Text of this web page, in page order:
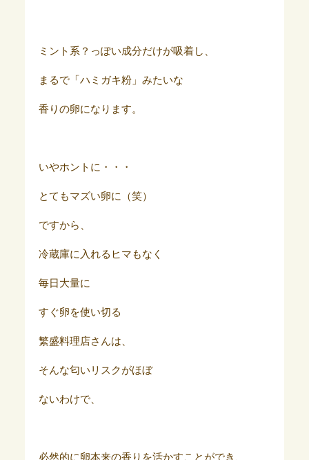
ミント系？っぽい成分だけが吸着し、
まるで「ハミガキ粉」みたいな
香りの卵になります。
いやホントに・・・
とてもマズい卵に（笑）
ですから、
冷蔵庫に入れるヒマもなく
毎日大量に
すぐ卵を使い切る
繁盛料理店さんは、
そんな匂いリスクがほぼ
ないわけで、
必然的に卵本来の香りを活かすことができ、